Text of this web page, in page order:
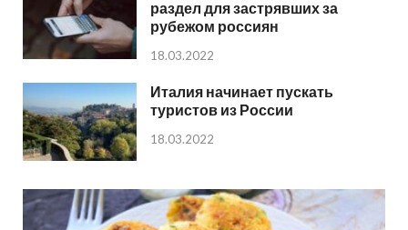
раздел для застрявших за
рубежом россиян
18.03.2022
Италия начинает пускать
туристов из России
18.03.2022